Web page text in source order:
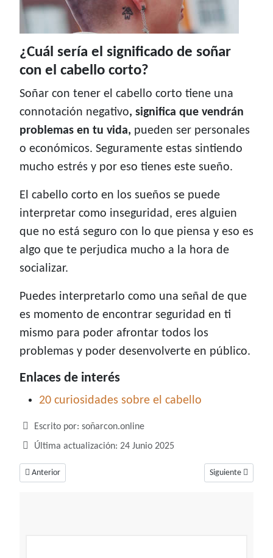
¿Cuál sería el significado de soñar
con el cabello corto?
Soñar con tener el cabello corto tiene una
connotación negativo, significa que vendrán
problemas en tu vida, pueden ser personales
o económicos. Seguramente estas sintiendo
mucho estrés y por eso tienes este sueño.
El cabello corto en los sueños se puede
interpretar como inseguridad, eres alguien
que no está seguro con lo que piensa y eso es
algo que te perjudica mucho a la hora de
socializar.
Puedes interpretarlo como una señal de que
es momento de encontrar seguridad en ti
mismo para poder afrontar todos los
problemas y poder desenvolverte en público.
Enlaces de interés
20 curiosidades sobre el cabello
Detalles
Escrito por: soñarcon.online
Última actualización: 24 Junio 2025
Artículo anterior: Soñar con cara, un sueño con diversos significados
Anterior Artículo siguiente:
Siguiente